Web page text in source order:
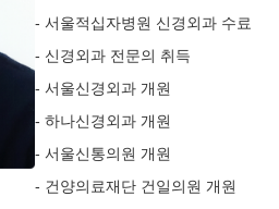
- 서울적십자병원 신경외과 수료
- 신경외과 전문의 취득
- 서울신경외과 개원
- 하나신경외과 개원
- 서울신통의원 개원
- 건양의료재단 건일의원 개원